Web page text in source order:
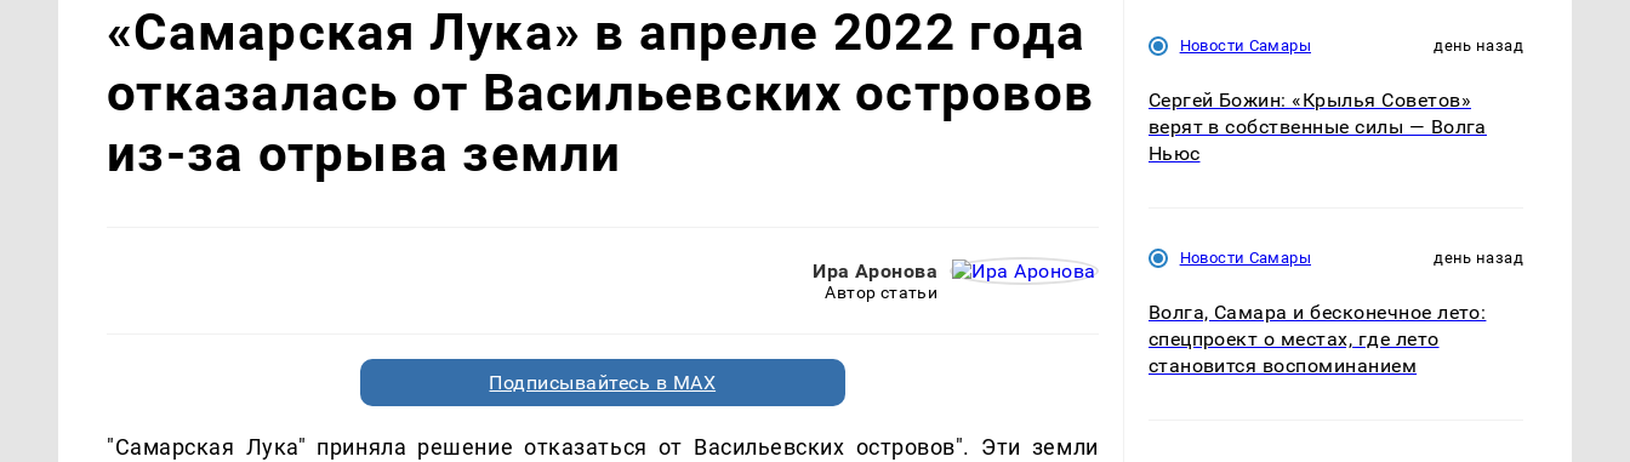
«Самарская Лука» в апреле 2022 года
отказалась от Васильевских островов
из-за отрыва земли
Ира Аронова
Автор статьи
Подписывайтесь в MAX
"Самарская Лука" приняла решение отказаться от Васильевских островов". Эти земли
Новости Самары день назад
Сергей Божин: «Крылья Советов»
верят в собственные силы — Волга
Ньюс
Новости Самары день назад
Волга, Самара и бесконечное лето:
спецпроект о местах, где лето
становится воспоминанием